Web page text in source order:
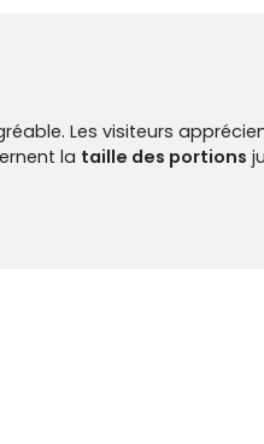
Les visiteurs
la taille des portions